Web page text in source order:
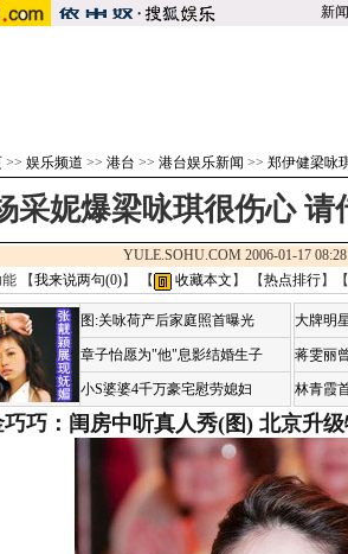
新闻
>> 娱乐频道 >> 港台 >> 港台娱乐新闻 >> 郑伊健梁咏
采妮爆梁咏琪很伤心 请
YULE.SOHU.COM 2006-01-17
【我来说两句(0)】 【 收藏本文 】 【热点排行】【
图:关咏荷产后家庭照首曝光
章子怡愿为"他"息影结婚生子
小S婆婆4千万豪宅慰劳媳妇
大牌明
蒋雯丽
林青霞
巧巧：闺房中听真人秀(图) 北京升